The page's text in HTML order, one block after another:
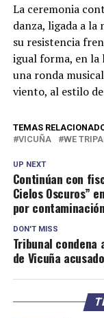
La ceremonia
danza, ligada a
su resistencia
igual forma, en
una ronda
viento, al estilo
TEMAS
VICUÑA
WE
UP NEXT
Continúan con
Cielos Oscuros”
por
DON'T MISS
Tribunal condena
de Vicuña